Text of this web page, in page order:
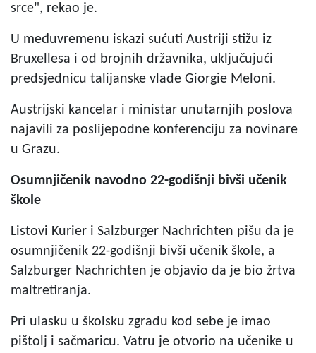
srce", rekao je.
U međuvremenu iskazi sućuti Austriji stižu iz
Bruxellesa i od brojnih državnika, uključujući
predsjednicu talijanske vlade Giorgie Meloni.
Austrijski kancelar i ministar unutarnjih poslova
najavili za poslijepodne konferenciju za novinare
u Grazu.
Osumnjičenik navodno 22-godišnji bivši učenik
škole
Listovi Kurier i Salzburger Nachrichten pišu da je
osumnjičenik 22-godišnji bivši učenik škole, a
Salzburger Nachrichten je objavio da je bio žrtva
maltretiranja.
Pri ulasku u školsku zgradu kod sebe je imao
pištolj i sačmaricu. Vatru je otvorio na učenike u